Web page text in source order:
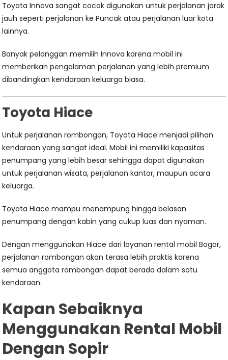
Toyota Innova sangat cocok digunakan untuk perjalanan jarak
jauh seperti perjalanan ke Puncak atau perjalanan luar kota
lainnya.
Banyak pelanggan memilih Innova karena mobil ini
memberikan pengalaman perjalanan yang lebih premium
dibandingkan kendaraan keluarga biasa.
Toyota Hiace
Untuk perjalanan rombongan, Toyota Hiace menjadi pilihan
kendaraan yang sangat ideal. Mobil ini memiliki kapasitas
penumpang yang lebih besar sehingga dapat digunakan
untuk perjalanan wisata, perjalanan kantor, maupun acara
keluarga.
Toyota Hiace mampu menampung hingga belasan
penumpang dengan kabin yang cukup luas dan nyaman.
Dengan menggunakan Hiace dari layanan rental mobil Bogor,
perjalanan rombongan akan terasa lebih praktis karena
semua anggota rombongan dapat berada dalam satu
kendaraan.
Kapan Sebaiknya
Menggunakan Rental Mobil
Dengan Sopir